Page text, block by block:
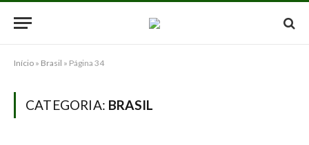
Início » Brasil » Página 34
CATEGORIA: BRASIL